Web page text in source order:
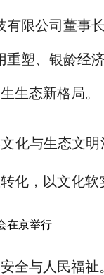
限公司董事
塑、银龄经
生态新格局。
化与生态文
化，以文化软
全与人民福